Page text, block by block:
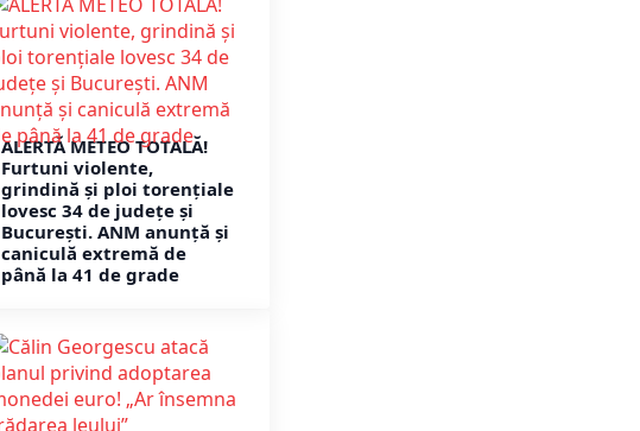
ALERTĂ METEO TOTALĂ!
Furtuni violente,
grindină și ploi torențiale
lovesc 34 de județe și
București. ANM anunță și
caniculă extremă de
până la 41 de grade